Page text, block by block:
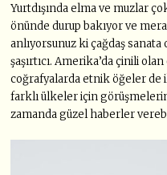
Yurtdışında elma ve muzlar
önünde durup bakıyor ve
anlıyorsunuz ki çağdaş
şaşırtıcı. Amerika’da çinili
coğrafyalarda etnik öğeler de
farklı ülkeler için
zamanda güzel haberler